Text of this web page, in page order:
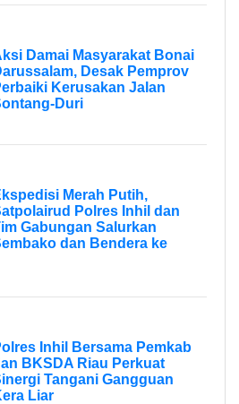
Damai Masyarakat Bonai
Desak Pemprov
Kerusakan Jalan
Duri
Merah Putih,
Polres Inhil dan
Gabungan Salurkan
dan Bendera ke
Inhil Bersama Pemkab
BKSDA Riau Perkuat
Tangani Gangguan
Liar